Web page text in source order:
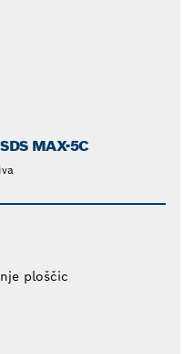
MAX-5C
ploščic